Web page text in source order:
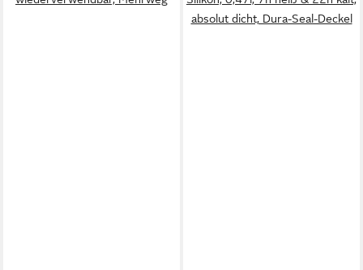
absolut dicht, Dura-Seal-Deckel